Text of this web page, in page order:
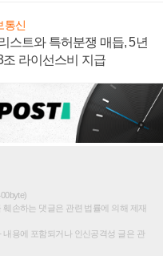
통신
스트와 특허분쟁 매듭, 5년
조 라이선스비 지급
손하는 댓글은 관련 법률에 의해 제재
용에 포함되거나 인신공격성 글은 관